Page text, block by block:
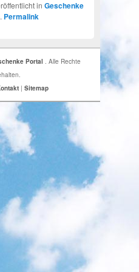
in Geschenke
. Permalink
Portal . Alle Rechte
| Sitemap